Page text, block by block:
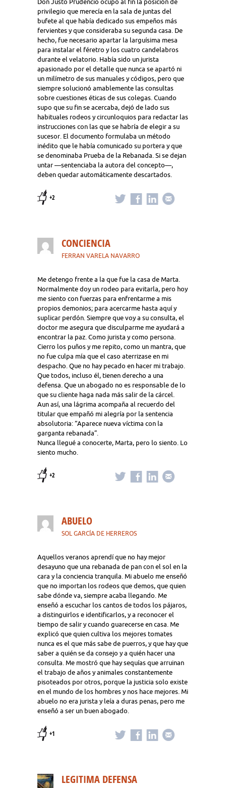
Don Justo Prudencio ocupó al fin la posición de
privilegio que merecía en la sala de juntas del
bufete al que había dedicado sus empeños más
fervientes y que consideraba su segunda casa. De
hecho, fue necesario apartar la larguísima mesa
para instalar el féretro y los cuatro candelabros
durante el velatorio. Había sido un jurista
apasionado por el detalle que nunca se apartó ni
un milímetro de sus manuales y códigos, pero que
siempre solucionó amablemente las consultas
sobre cuestiones éticas de sus colegas. Cuando
supo que su fin se acercaba, dejó de lado sus
habituales rodeos y circunloquios para redactar las
instrucciones con las que se habría de elegir a su
sucesor. El documento formulaba un método
inédito que le había comunicado su portera y que
se denominaba Prueba de la Rebanada. Si se dejan
untar —sentenciaba la autora del concepto—,
deben quedar automáticamente descartados.
+2
CONCIENCIA
FERRAN VARELA NAVARRO
Me detengo frente a la que fue la casa de Marta.
Normalmente doy un rodeo para evitarla, pero hoy
me siento con fuerzas para enfrentarme a mis
propios demonios; para acercarme hasta aquí y
suplicar perdón. Siempre que voy a su consulta, el
doctor me asegura que disculparme me ayudará a
encontrar la paz. Como jurista y como persona.
Cierro los puños y me repito, como un mantra, que
no fue culpa mía que el caso aterrizase en mi
despacho. Que no hay pecado en hacer mi trabajo.
Que todos, incluso él, tienen derecho a una
defensa. Que un abogado no es responsable de lo
que su cliente haga nada más salir de la cárcel.
Aun así, una lágrima acompaña al recuerdo del
titular que empañó mi alegría por la sentencia
absolutoria: “Aparece nueva víctima con la
garganta rebanada”.
Nunca llegué a conocerte, Marta, pero lo siento. Lo
siento mucho.
+2
ABUELO
SOL GARCÍA DE HERREROS
Aquellos veranos aprendí que no hay mejor
desayuno que una rebanada de pan con el sol en la
cara y la conciencia tranquila. Mi abuelo me enseñó
que no importan los rodeos que demos, que quien
sabe dónde va, siempre acaba llegando. Me
enseñó a escuchar los cantos de todos los pájaros,
a distinguirlos e identificarlos, y a reconocer el
tiempo de salir y cuando guarecerse en casa. Me
explicó que quien cultiva los mejores tomates
nunca es el que más sabe de puerros, y que hay que
saber a quién se da consejo y a quién hacer una
consulta. Me mostró que hay sequías que arruinan
el trabajo de años y animales constantemente
pisoteados por otros, porque la justicia solo existe
en el mundo de los hombres y nos hace mejores. Mi
abuelo no era jurista y leía a duras penas, pero me
enseñó a ser un buen abogado.
+1
LEGITIMA DEFENSA